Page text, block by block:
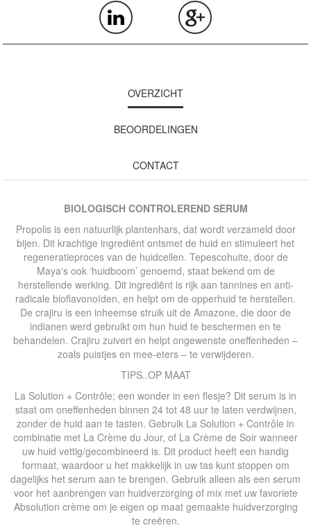
OVERZICHT
BEOORDELINGEN
CONTACT
BIOLOGISCH CONTROLEREND SERUM
Propolis is een natuurlijk plantenhars, dat wordt verzameld door
bijen. Dit krachtige ingrediënt ontsmet de huid en stimuleert het
regeneratieproces van de huidcellen. Tepescohuite, door de
Maya's ook ‘huidboom’ genoemd, staat bekend om de
herstellende werking. Dit ingrediënt is rijk aan tannines en anti-
radicale bioflavonoïden, en helpt om de opperhuid te herstellen.
De crajiru is een inheemse struik uit de Amazone, die door de
indianen werd gebruikt om hun huid te beschermen en te
behandelen. Crajiru zuivert en helpt ongewenste oneffenheden –
zoals puistjes en mee-eters – te verwijderen.
TIPS..OP MAAT
La Solution + Contrôle; een wonder in een flesje? Dit serum is in
staat om oneffenheden binnen 24 tot 48 uur te laten verdwijnen,
zonder de huid aan te tasten. Gebruik La Solution + Contrôle in
combinatie met La Crème du Jour, of La Crème de Soir wanneer
uw huid vettig/gecombineerd is. Dit product heeft een handig
formaat, waardoor u het makkelijk in uw tas kunt stoppen om
dagelijks het serum aan te brengen. Gebruik alleen als een serum
voor het aanbrengen van huidverzorging of mix met uw favoriete
Absolution crème om je eigen op maat gemaakte huidverzorging
te creëren.